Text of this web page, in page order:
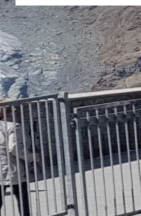
Auteursrecht © 2026 Met De
Codilight